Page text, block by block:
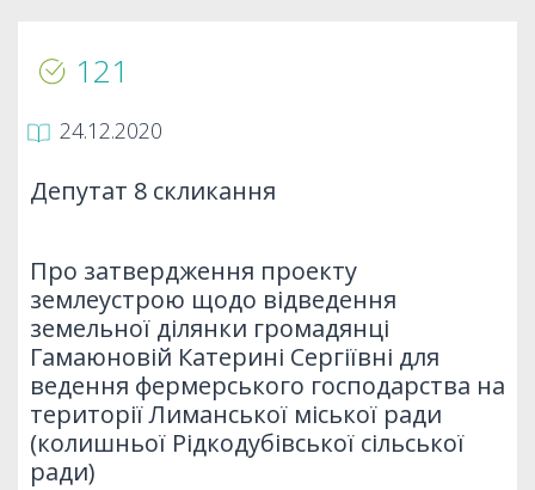
121
24.12.2020
Депутат 8 скликання
Про затвердження проекту
землеустрою щодо відведення
земельної ділянки громадянці
Гамаюновій Катерині Сергіївні для
ведення фермерського господарства на
території Лиманської міської ради
(колишньої Рідкодубівської сільської
ради)